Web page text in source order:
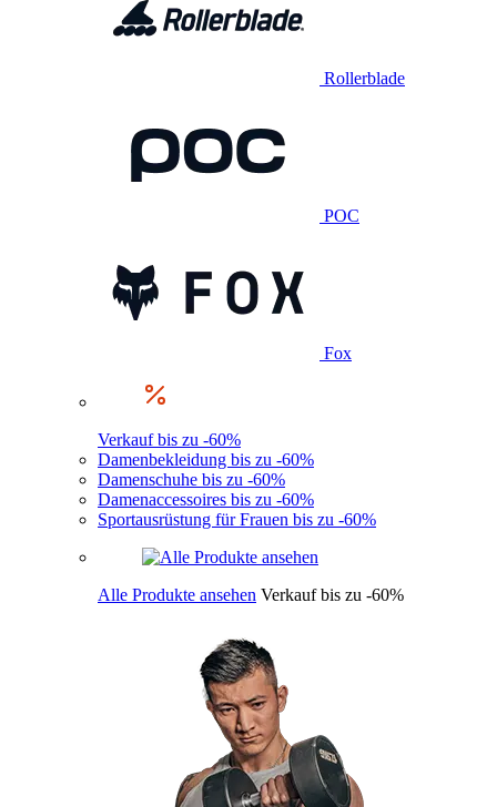
Rollerblade
POC
Fox
Verkauf bis zu -60%
Damenbekleidung bis zu -60%
Damenschuhe bis zu -60%
Damenaccessoires bis zu -60%
Sportausrüstung für Frauen bis zu -60%
Alle Produkte ansehen Verkauf bis zu -60%